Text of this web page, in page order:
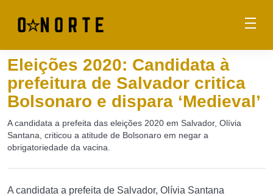
Eleições 2020: Candidata à
prefeitura de Salvador critica
Bolsonaro e dispara ‘Medieval’
A candidata a prefeita das eleições 2020 em Salvador, Olívia
Santana, criticou a atitude de Bolsonaro em negar a
obrigatoriedade da vacina.
A candidata a prefeita de Salvador, Olívia Santana